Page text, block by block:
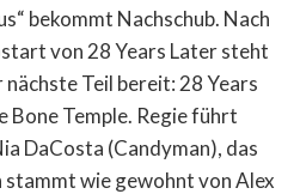
bekommt Nachschub. Nach
von 28 Years Later steht
nächste Teil bereit: 28 Years
Bone Temple. Regie führt
DaCosta (Candyman), das
stammt wie gewohnt von Alex